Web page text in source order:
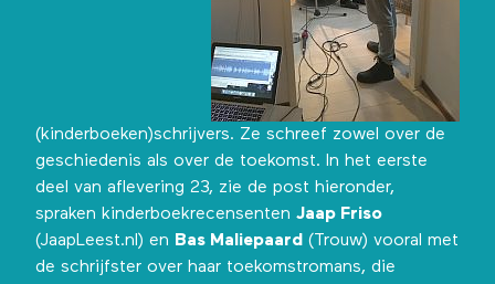
(kinderboeken)schrijvers. Ze schreef zowel over de
geschiedenis als over de toekomst. In het eerste
deel van aflevering 23, zie de post hieronder,
spraken kinderboekrecensenten Jaap Friso
(JaapLeest.nl) en Bas Maliepaard (Trouw) vooral met
de schrijfster over haar toekomstromans, die